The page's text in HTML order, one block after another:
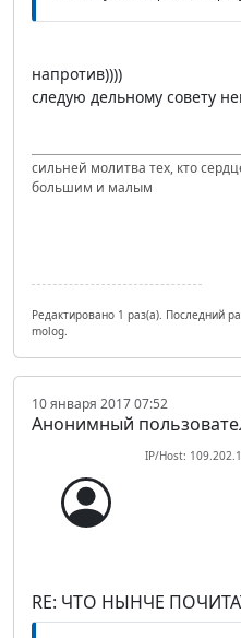
напротив))))
следую дельному совету
сильней молитва тех, кто
большим и малым
Редактировано 1 раз(а). Последний
molog.
10 января 2017 07:52
Анонимный
IP/Host:
RE: ЧТО НЫНЧЕ